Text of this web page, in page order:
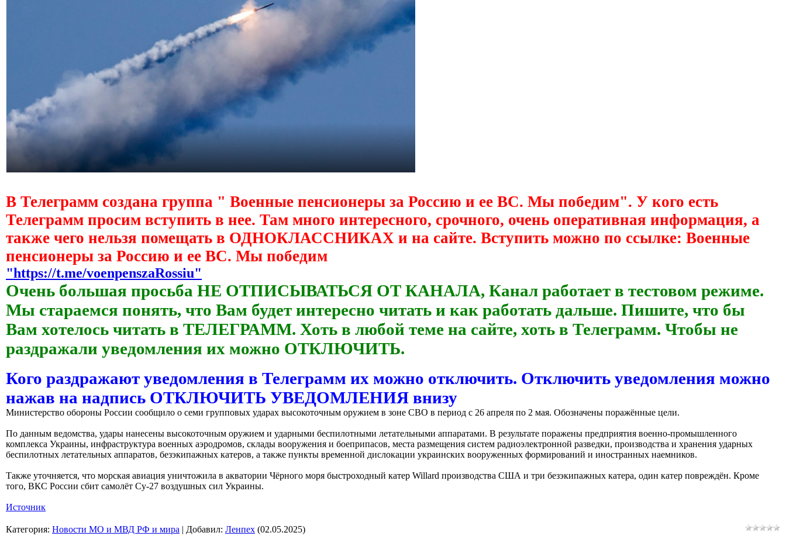
В Телеграмм создана группа " Военные пенсионеры за Россию и ее ВС. Мы победим". У кого есть
Телеграмм просим вступить в нее. Там много интересного, срочного, очень оперативная информация, а
также чего нельзя помещать в ОДНОКЛАССНИКАХ и на сайте. Вступить можно по ссылке: Военные
пенсионеры за Россию и ее ВС. Мы победим
"https://t.me/voenpenszaRossiu"
Очень большая просьба НЕ ОТПИСЫВАТЬСЯ ОТ КАНАЛА, Канал работает в тестовом режиме.
Мы стараемся понять, что Вам будет интересно читать и как работать дальше. Пишите, что бы
Вам хотелось читать в ТЕЛЕГРАММ. Хоть в любой теме на сайте, хоть в Телеграмм. Чтобы не
раздражали уведомления их можно ОТКЛЮЧИТЬ.
Кого раздражают уведомления в Телеграмм их можно отключить. Отключить уведомления можно
нажав на надпись ОТКЛЮЧИТЬ УВЕДОМЛЕНИЯ внизу
Министерство обороны России сообщило о семи групповых ударах высокоточным оружием в зоне СВО в период с 26 апреля по 2 мая. Обозначены поражённые цели.
По данным ведомства, удары нанесены высокоточным оружием и ударными беспилотными летательными аппаратами. В результате поражены предприятия военно-промышленного
комплекса Украины, инфраструктура военных аэродромов, склады вооружения и боеприпасов, места размещения систем радиоэлектронной разведки, производства и хранения ударных
беспилотных летательных аппаратов, безэкипажных катеров, а также пункты временной дислокации украинских вооруженных формирований и иностранных наемников.
Также уточняется, что морская авиация уничтожила в акватории Чёрного моря быстроходный катер Willard производства США и три безэкипажных катера, один катер повреждён. Кроме
того, ВКС России сбит самолёт Су-27 воздушных сил Украины.
Источник
Категория: Новости МО и МВД РФ и мира | Добавил: Ленпех (02.05.2025)